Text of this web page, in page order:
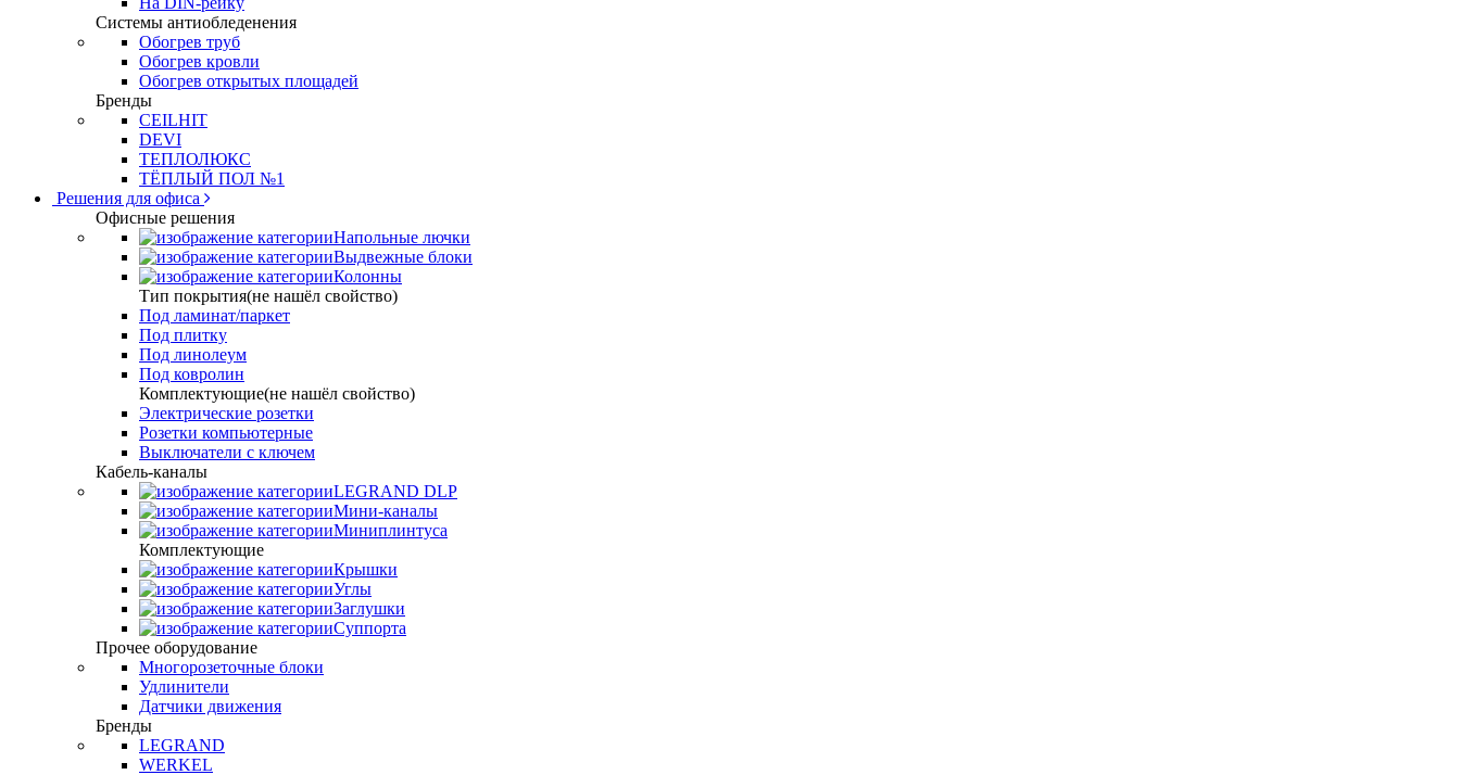
Системы антиобледенения
Обогрев труб
Обогрев кровли
Обогрев открытых площадей
Бренды
CEILHIT
DEVI
ТЕПЛОЛЮКС
ТЁПЛЫЙ ПОЛ №1
Решения для офиса
Офисные решения
Напольные лючки
Выдвежные блоки
Колонны
Тип покрытия(не нашёл свойство)
Под ламинат/паркет
Под плитку
Под линолеум
Под ковролин
Комплектующие(не нашёл свойство)
Электрические розетки
Розетки компьютерные
Выключатели с ключем
Кабель-каналы
LEGRAND DLP
Мини-каналы
Миниплинтуса
Комплектующие
Крышки
Углы
Заглушки
Суппорта
Прочее оборудование
Многорозеточные блоки
Удлинители
Датчики движения
Бренды
LEGRAND
WERKEL